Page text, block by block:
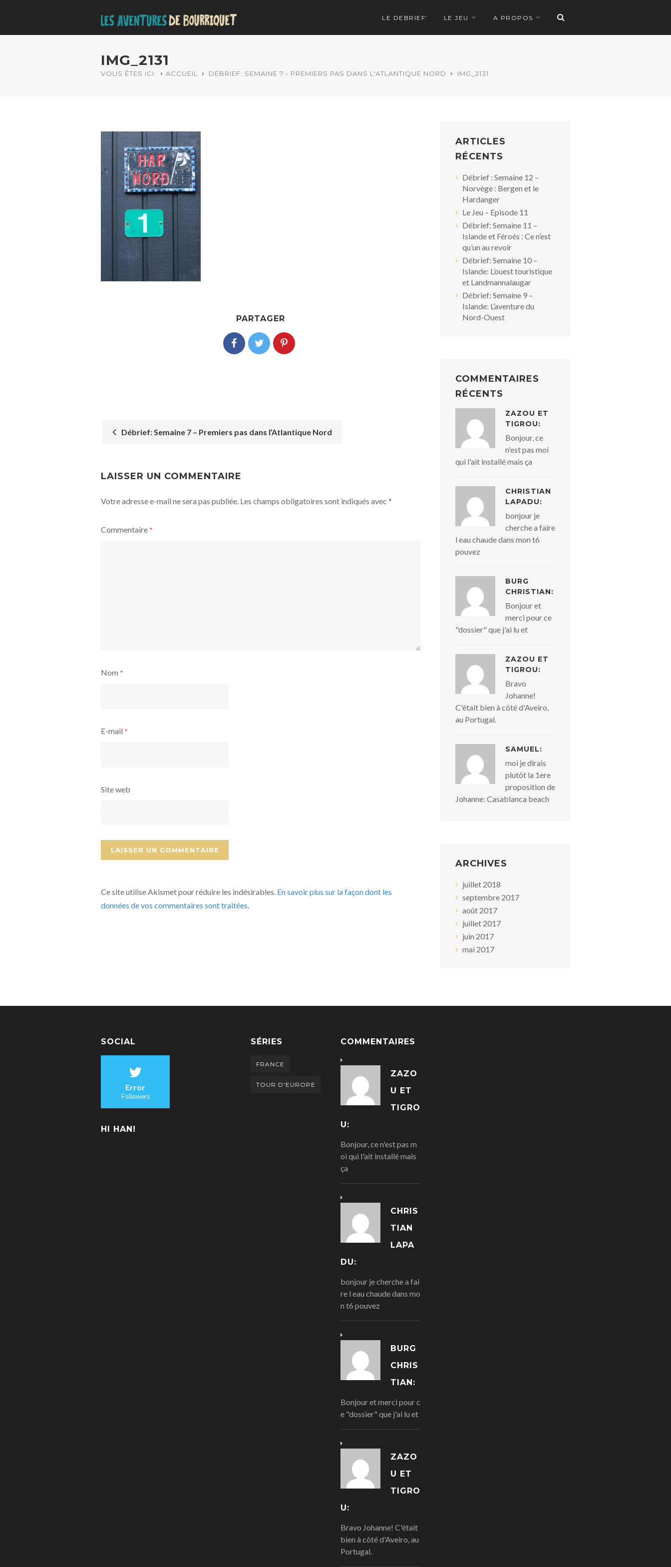
LE DEBRIEF’ LE JEU A PROPOS
IMG_2131
VOUS ÊTES ICI: ACCUEIL DÉBRIEF: SEMAINE 7 - PREMIERS PAS DANS L'ATLANTIQUE NORD IMG_2131
PARTAGER
NAVIGATION
Débrief: Semaine 7 – Premiers pas dans l’Atlantique Nord
LAISSER UN COMMENTAIRE
Votre adresse e-mail ne sera pas publiée. Les champs obligatoires sont indiqués avec *
Commentaire *
Nom *
E-mail *
Site web
Ce site utilise Akismet pour réduire les indésirables. En savoir plus sur la façon dont les
données de vos commentaires sont traitées.
ARTICLES
RÉCENTS
Débrief : Semaine 12 –
Norvège : Bergen et le
Hardanger
Le Jeu – Episode 11
Débrief: Semaine 11 –
Islande et Féroés : Ce n’est
qu’un au revoir
Débrief: Semaine 10 –
Islande: L’ouest touristique
et Landmannalaugar
Débrief: Semaine 9 –
Islande: L’aventure du
Nord-Ouest
COMMENTAIRES
RÉCENTS
ZAZOU ET
TIGROU:
Bonjour, ce
n'est pas moi
qui l'ait installé mais ça
CHRISTIAN
LAPADU:
bonjour je
cherche a faire
l eau chaude dans mon t6
pouvez
BURG
CHRISTIAN:
Bonjour et
merci pour ce
"dossier" que j'ai lu et
ZAZOU ET
TIGROU:
Bravo
Johanne!
C'était bien à côté d'Aveiro,
au Portugal.
SAMUEL:
moi je dirais
plutôt la 1ere
proposition de
Johanne: Casablanca beach
ARCHIVES
juillet 2018
septembre 2017
août 2017
juillet 2017
juin 2017
mai 2017
SOCIAL
Error
Followers
HI HAN!
SÉRIES
FRANCE
TOUR D'EUROPE
COMMENTAIRES
ZAZO
U ET
TIGRO
U:
Bonjour, ce n'est pas m
oi qui l'ait installé mais
ça
CHRIS
TIAN
LAPA
DU:
bonjour je cherche a fai
re l eau chaude dans mo
n t6 pouvez
BURG
CHRIS
TIAN:
Bonjour et merci pour c
e "dossier" que j'ai lu et
ZAZO
U ET
TIGRO
U:
Bravo Johanne! C'était
bien à côté d'Aveiro, au
Portugal.